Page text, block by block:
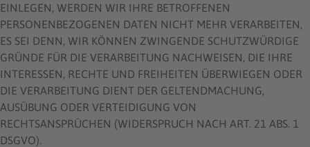
EINLEGEN, WERDEN WIR IHRE BETROFFENEN
PERSONENBEZOGENEN DATEN NICHT MEHR VERARBEITEN,
ES SEI DENN, WIR KÖNNEN ZWINGENDE SCHUTZWÜRDIGE
GRÜNDE FÜR DIE VERARBEITUNG NACHWEISEN, DIE IHRE
INTERESSEN, RECHTE UND FREIHEITEN ÜBERWIEGEN ODER
DIE VERARBEITUNG DIENT DER GELTENDMACHUNG,
AUSÜBUNG ODER VERTEIDIGUNG VON
RECHTSANSPRÜCHEN (WIDERSPRUCH NACH ART. 21 ABS. 1
DSGVO).